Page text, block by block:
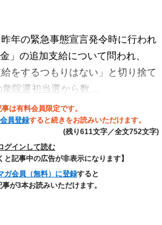
年の緊急事態宣言発令時に行われ
」の追加支給について問われ、
をするつもりはない」と切り捨て
院選初当選から数…
は有料会員限定です。
員登録すると続きをお読みいただけます。
(残り611文字／全文752文字)
グインして読む
と記事中の広告が非表示になります】
ガ会員（無料）に登録すると
が3本お読みいただけます。